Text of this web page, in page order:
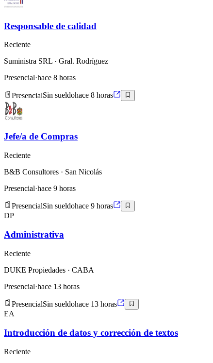
Responsable de calidad
Reciente
Suministra SRL · Gral. Rodríguez
Presencial·hace 8 horas
PresencialSin sueldohace 8 horas
Jefe/a de Compras
Reciente
B&B Consultores · San Nicolás
Presencial·hace 9 horas
PresencialSin sueldohace 9 horas
DP
Administrativa
Reciente
DUKE Propiedades · CABA
Presencial·hace 13 horas
PresencialSin sueldohace 13 horas
EA
Introducción de datos y corrección de textos
Reciente